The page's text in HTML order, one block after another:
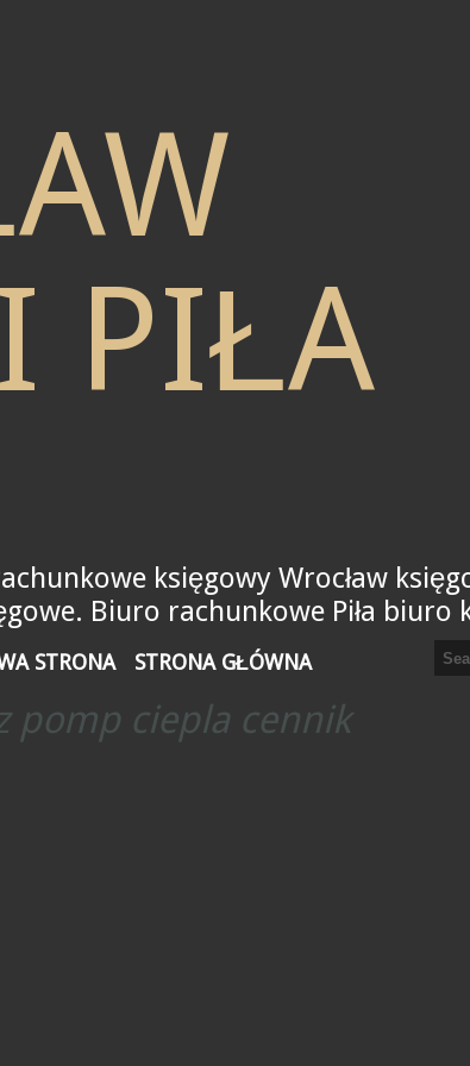
PIŁA
księgowy Wrocław
Biuro rachunkowe Piła biuro
STRONA STRONA GŁÓWNA
pomp ciepla cennik